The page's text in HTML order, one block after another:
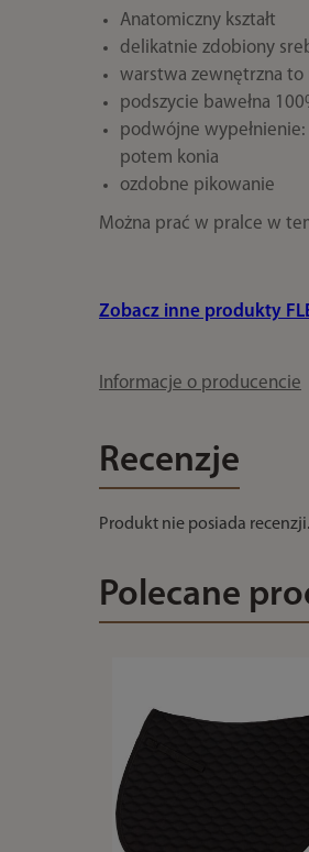
Anatomiczny kształt
delikatnie zdobiony
warstwa zewnętrzna to
podszycie bawełna
podwójne wypełnienie:
potem konia
ozdobne pikowanie
Można prać w pralce w
Zobacz inne produkty
Informacje o producencie
Recenzje
Produkt nie posiada recenzji.
Polecane